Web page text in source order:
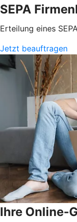
SEPA
Erteilung eines
Jetzt beauftragen
Ihre Online-